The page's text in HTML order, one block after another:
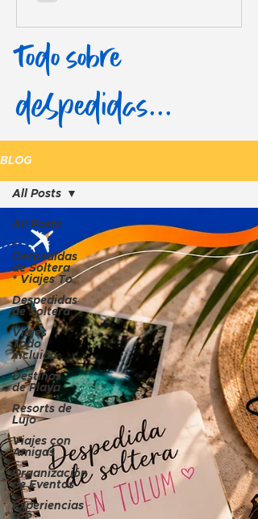
Todo sobre
despedidas...
BLOG
All Posts
*
Despedidas
de Soltera
* Viajes To
Despedidas
de Soltera
Viajes
Todo
Incluido
Destinos
de Playa
Resorts de
Lujo
Viajes con
Amigas
Organización
de Eventos
Experiencias
All Posts